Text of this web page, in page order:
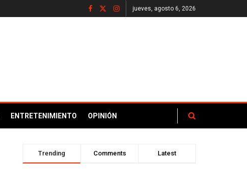
jueves, agosto 6, 2026
ENTRETENIMIENTO OPINIÓN
Trending Comments Latest